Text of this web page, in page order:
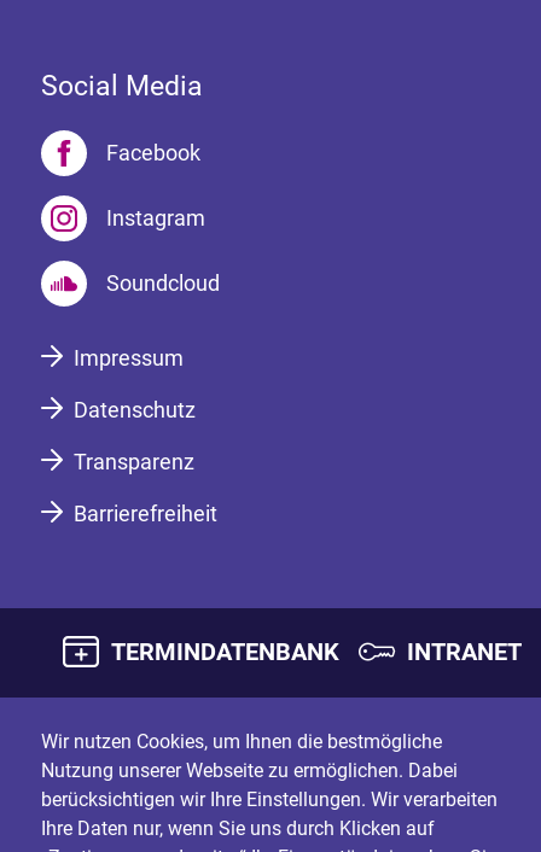
Social Media
Facebook
Instagram
Soundcloud
Impressum
Datenschutz
Transparenz
Barrierefreiheit
TERMINDATENBANK INTRANET
Wir nutzen Cookies, um Ihnen die bestmögliche
Nutzung unserer Webseite zu ermöglichen. Dabei
berücksichtigen wir Ihre Einstellungen. Wir verarbeiten
Ihre Daten nur, wenn Sie uns durch Klicken auf